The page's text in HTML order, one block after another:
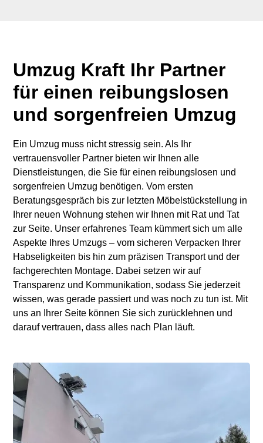
Umzug Kraft Ihr Partner
für einen reibungslosen
und sorgenfreien Umzug
Ein Umzug muss nicht stressig sein. Als Ihr
vertrauensvoller Partner bieten wir Ihnen alle
Dienstleistungen, die Sie für einen reibungslosen und
sorgenfreien Umzug benötigen. Vom ersten
Beratungsgespräch bis zur letzten Möbelstückstellung in
Ihrer neuen Wohnung stehen wir Ihnen mit Rat und Tat
zur Seite. Unser erfahrenes Team kümmert sich um alle
Aspekte Ihres Umzugs – vom sicheren Verpacken Ihrer
Habseligkeiten bis hin zum präzisen Transport und der
fachgerechten Montage. Dabei setzen wir auf
Transparenz und Kommunikation, sodass Sie jederzeit
wissen, was gerade passiert und was noch zu tun ist. Mit
uns an Ihrer Seite können Sie sich zurücklehnen und
darauf vertrauen, dass alles nach Plan läuft.